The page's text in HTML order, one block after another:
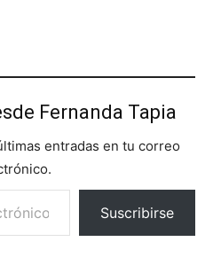
Fernanda Tapia
entradas en tu correo
Suscribirse